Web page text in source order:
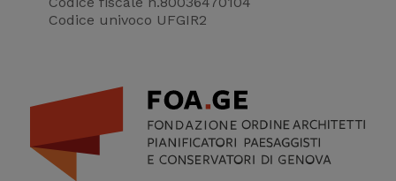
Codice univoco UFGIR2